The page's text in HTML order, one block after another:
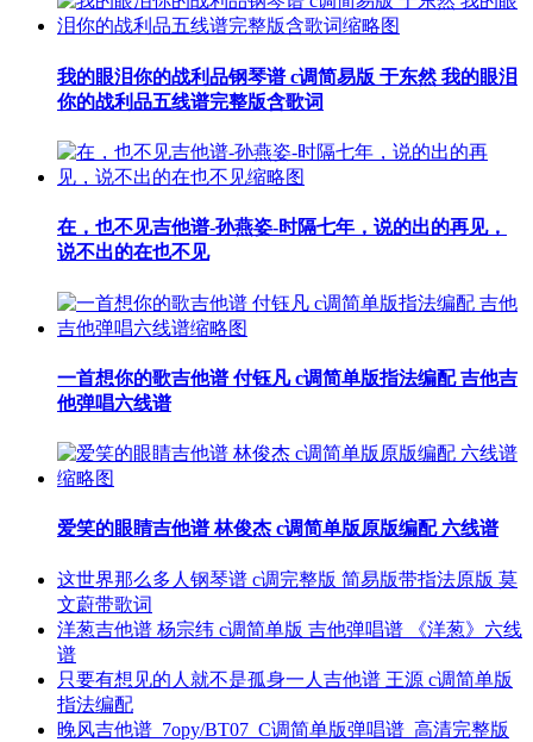
我的眼泪你的战利品钢琴谱 c调简易版 于东然 我的眼泪
你的战利品五线谱完整版含歌词
在，也不见吉他谱-孙燕姿-时隔七年，说的出的再见，
说不出的在也不见
一首想你的歌吉他谱 付钰凡 c调简单版指法编配 吉他吉
他弹唱六线谱
爱笑的眼睛吉他谱 林俊杰 c调简单版原版编配 六线谱
这世界那么多人钢琴谱 c调完整版 简易版带指法原版 莫
文蔚带歌词
洋葱吉他谱 杨宗纬 c调简单版 吉他弹唱谱 《洋葱》六线
谱
只要有想见的人就不是孤身一人吉他谱 王源 c调简单版
指法编配
晚风吉他谱_7opy/BT07_C调简单版弹唱谱_高清完整版